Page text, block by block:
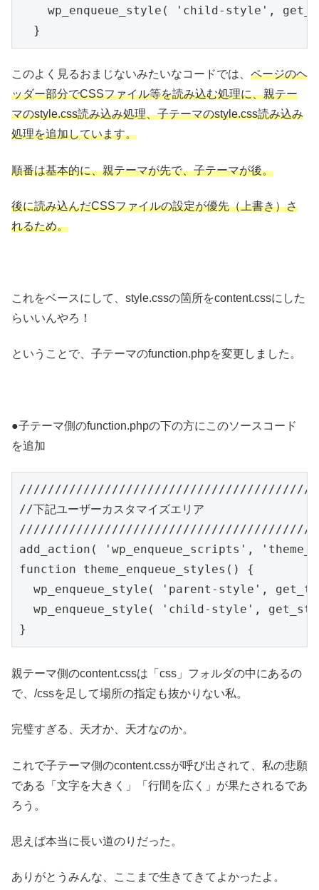
wp_enqueue_style( 'child-style',
このよく見るおまじないみたいなコードでは、 ページのヘ
ッダー部分でCSSファイル等を読み込む処理に、親テー
マのstyle.css読み込み処理、子テーマのstyle.css読み込み
処理を追加しています。
順番は基本的に、親テーマが先で、子テーマが後。
後に読み込んだCSSファイルの設定が優先（上書き）さ
れるため。
これをベースにして、style.cssの箇所をcontent.cssにした
らいいんやろ！
ということで、子テーマのfunction.phpを変更しました。
●子テーマ側のfunction.phpの下の方にこのソースコード
を追加
//下記ユーザーカスタマイズエリア
add_action( 'wp_enqueue_scripts',
function theme_enqueue_styles() {
wp_enqueue_style( 'parent-style',
wp_enqueue_style( 'child-style',
親テーマ側のcontent.cssは「css」フォルダの中にあるの
で、/cssを足して場所の指定も抜かりない私。
完璧すぎる、天才か、天才なのか。
これで子テーマ側のcontent.cssが呼び出されて、私の悲願
である「文字を大きく」「行間を広く」が果たされるであ
ろう。
思えば本当に長い道のりだった。
ありがとうみんな、ここまで生きてきてよかったよ。